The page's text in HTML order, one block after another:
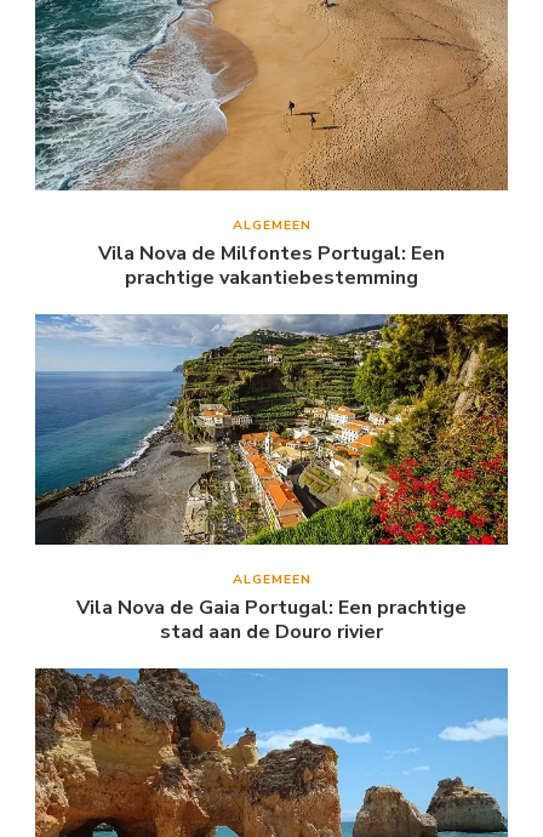
ALGEMEEN
Vila Nova de Milfontes Portugal: Een
prachtige vakantiebestemming
ALGEMEEN
Vila Nova de Gaia Portugal: Een prachtige
stad aan de Douro rivier